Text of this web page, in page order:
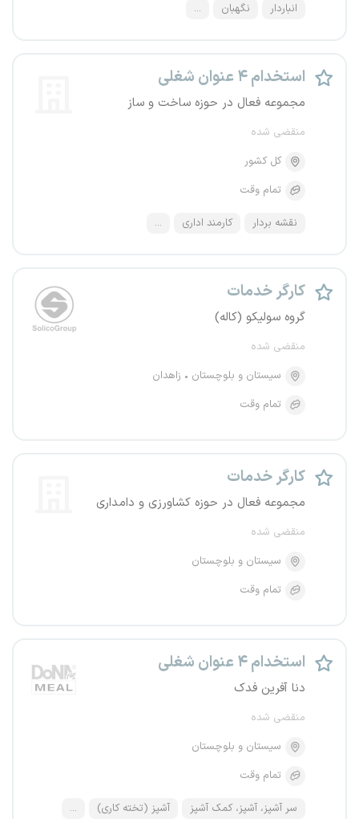
انباردار نگهبان ...
استخدام ۴ عنوان شغلی
مجموعه فعال در حوزه ساخت و ساز
منقضی شده
کل کشور
تمام وقت
نقشه بردار کارمند اداری ...
کارگر خدمات
گروه سولیکو (کاله)
منقضی شده
سیستان و بلوچستان
زاهدان
تمام وقت
کارگر خدمات
مجموعه فعال در حوزه کشاورزی و دامداری
منقضی شده
سیستان و بلوچستان
تمام وقت
استخدام ۴ عنوان شغلی
دنا آفرین فدک
منقضی شده
سیستان و بلوچستان
تمام وقت
سر آشپز، آشپز، کمک آشپز آشپز (تخته کاری) ...